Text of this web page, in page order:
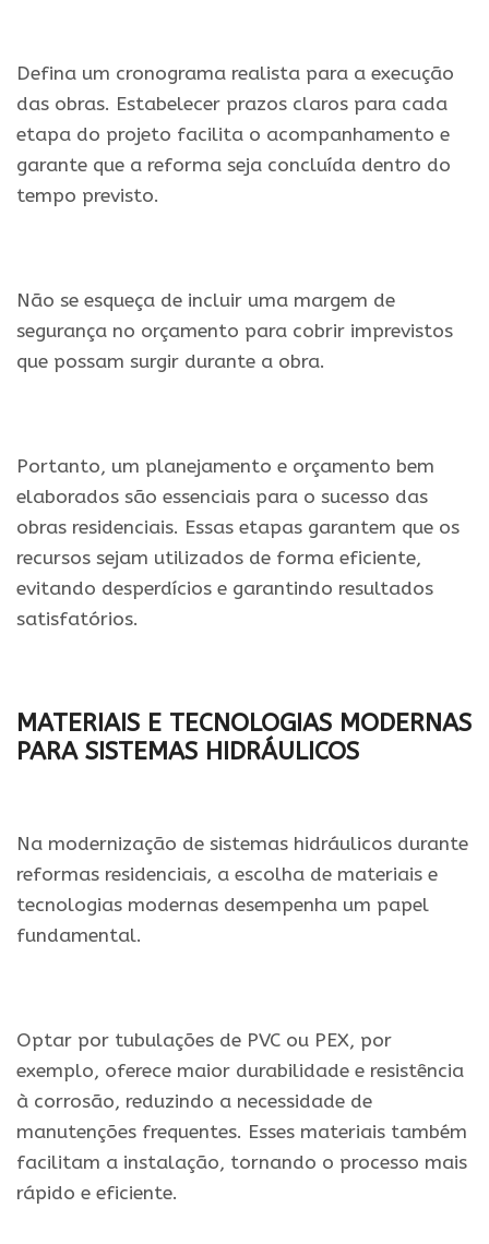
Defina um cronograma realista para a execução
das obras. Estabelecer prazos claros para cada
etapa do projeto facilita o acompanhamento e
garante que a reforma seja concluída dentro do
tempo previsto.
Não se esqueça de incluir uma margem de
segurança no orçamento para cobrir imprevistos
que possam surgir durante a obra.
Portanto, um planejamento e orçamento bem
elaborados são essenciais para o sucesso das
obras residenciais. Essas etapas garantem que os
recursos sejam utilizados de forma eficiente,
evitando desperdícios e garantindo resultados
satisfatórios.
MATERIAIS E TECNOLOGIAS MODERNAS
PARA SISTEMAS HIDRÁULICOS
Na modernização de sistemas hidráulicos durante
reformas residenciais, a escolha de materiais e
tecnologias modernas desempenha um papel
fundamental.
Optar por tubulações de PVC ou PEX, por
exemplo, oferece maior durabilidade e resistência
à corrosão, reduzindo a necessidade de
manutenções frequentes. Esses materiais também
facilitam a instalação, tornando o processo mais
rápido e eficiente.